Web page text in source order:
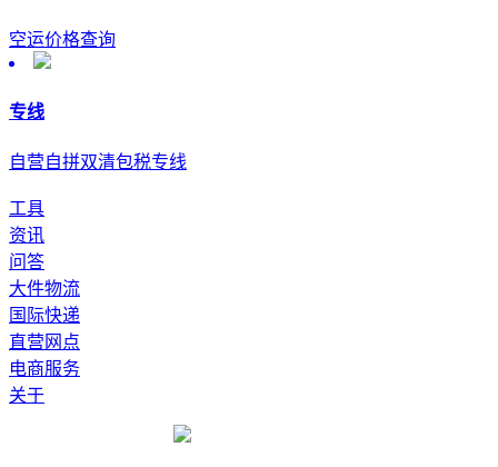
空运价格查询
专线
自营自拼双清包税专线
工具
资讯
问答
大件物流
国际快递
直营网点
电商服务
关于